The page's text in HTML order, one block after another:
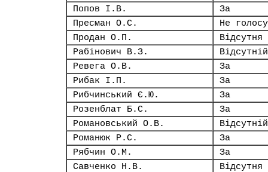
Попов І.В.
За
Пресман О.С.
Не
Продан О.П.
Відсутня
Рабінович В.З.
Відсутній
Ревега О.В.
За
Рибак І.П.
За
Рибчинський Є.Ю.
За
Розенблат Б.С.
За
Романовський О.В.
Відсутній
Романюк Р.С.
За
Рябчин О.М.
За
Савченко Н.В.
Відсутня